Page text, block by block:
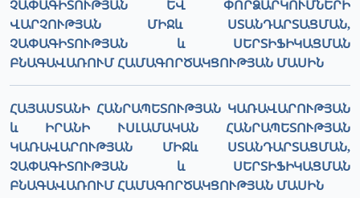
ՉԱՓԱԳԻՏՈՒԹՅԱՆ ԵՎ ՓՈՐՁԱՐԿՈՒՄՆԵՐԻ
ՎԱՐՉՈՒԹՅԱՆ ՄԻՋև ՍՏԱՆԴԱՐՏԱՑՄԱՆ,
ՉԱՓԱԳԻՏՈՒԹՅԱՆ և ՍԵՐՏԻՖԻԿԱՑՄԱՆ
ԲՆԱԳԱՎԱՌՈՒՄ ՀԱՄԱԳՈՐԾԱԿՑՈՒԹՅԱՆ ՄԱՍԻՆ
ՀԱՅԱՍՏԱՆԻ ՀԱՆՐԱՊԵՏՈՒԹՅԱՆ ԿԱՌԱՎԱՐՈՒԹՅԱՆ
և ԻՐԱՆԻ ՒՍԼԱՄԱԿԱՆ ՀԱՆՐԱՊԵՏՈՒԹՅԱՆ
ԿԱՌԱՎԱՐՈՒԹՅԱՆ ՄԻՋև ՍՏԱՆԴԱՐՏԱՑՄԱՆ,
ՉԱՓԱԳԻՏՈՒԹՅԱՆ և ՍԵՐՏԻՖԻԿԱՑՄԱՆ
ԲՆԱԳԱՎԱՌՈՒՄ ՀԱՄԱԳՈՐԾԱԿՑՈՒԹՅԱՆ ՄԱՍԻՆ